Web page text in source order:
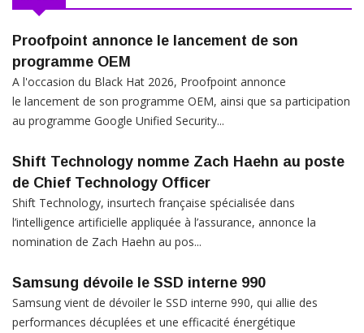
Proofpoint annonce le lancement de son
programme OEM
A l'occasion du Black Hat 2026, Proofpoint annonce
le lancement de son programme OEM, ainsi que sa participation
au programme Google Unified Security...
Shift Technology nomme Zach Haehn au poste
de Chief Technology Officer
Shift Technology, insurtech française spécialisée dans
l’intelligence artificielle appliquée à l’assurance, annonce la
nomination de Zach Haehn au pos...
Samsung dévoile le SSD interne 990
Samsung vient de dévoiler le SSD interne 990, qui allie des
performances décuplées et une efficacité énergétique